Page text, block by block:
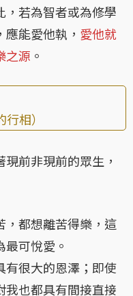
，若為智者或為修學
能愛他執， 愛他就
之源 。
相）
前非現前的眾生，
，都想離苦得樂，這
可悅愛。
有很大的恩澤；即使
我也都具有間接直接